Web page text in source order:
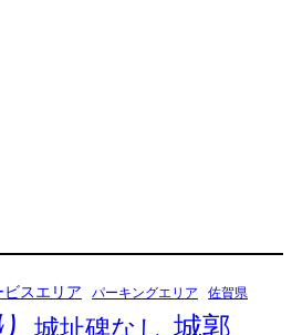
ビスエリア パーキングエリア 佐賀県
城址碑なし 城郭